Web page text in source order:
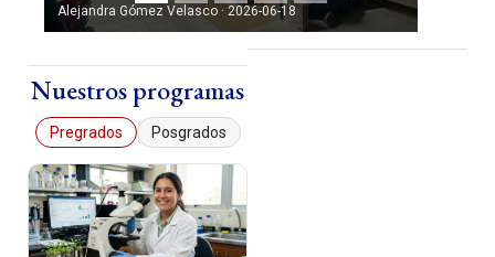
Alejandra Gómez Velasco · 2026-06-18
Nuestros programas
Pregrados Posgrados